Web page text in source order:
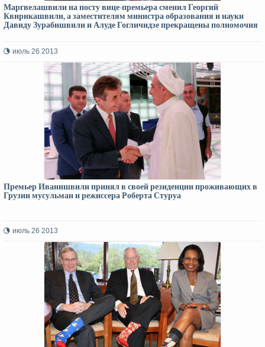
Маргвелашвили на посту вице-премьера сменил Георгий
Квирикашвили, а заместителям министра образования и науки
Давиду Зурабишвили и Алуде Гогличидзе прекращены полномочия
июль 26 2013
Премьер Иванишвили принял в своей резиденции проживающих в
Грузии мусульман и режиссера Роберта Стуруа
июль 26 2013